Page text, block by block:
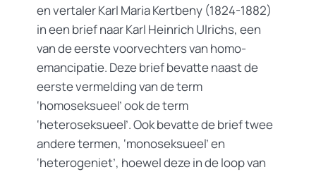
en vertaler Karl Maria Kertbeny (1824-1882)
in een brief naar Karl Heinrich Ulrichs, een
van de eerste voorvechters van homo-
emancipatie. Deze brief bevatte naast de
eerste vermelding van de term
‘homoseksueel’ ook de term
‘heteroseksueel’. Ook bevatte de brief twee
andere termen, ‘monoseksueel’ en
‘heterogeniet’, hoewel deze in de loop van